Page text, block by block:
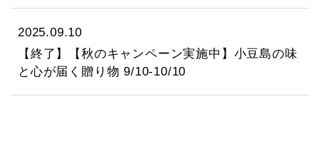
2025.09.10
【終了】【秋のキャンペーン実施中】小豆島の味
と心が届く贈り物 9/10-10/10